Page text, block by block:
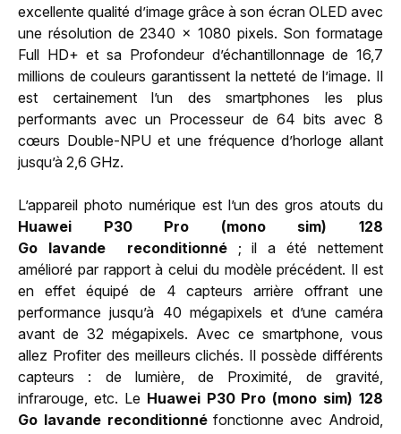
excellente qualité d’image grâce à son écran OLED avec
une résolution de 2340 x 1080 pixels. Son formatage
Full HD+ et sa Profondeur d’échantillonnage de 16,7
millions de couleurs garantissent la netteté de l’image. Il
est certainement l’un des smartphones les plus
performants avec un Processeur de 64 bits avec 8
cœurs Double-NPU et une fréquence d’horloge allant
jusqu’à 2,6 GHz.
L’appareil photo numérique est l’un des gros atouts du
Huawei P30 Pro (mono sim) 128
Go lavande reconditionné; il a été nettement
amélioré par rapport à celui du modèle précédent. Il est
en effet équipé de 4 capteurs arrière offrant une
performance jusqu’à 40 mégapixels et d’une caméra
avant de 32 mégapixels. Avec ce smartphone, vous
allez Profiter des meilleurs clichés. Il possède différents
capteurs : de lumière, de Proximité, de gravité,
infrarouge, etc. Le Huawei P30 Pro (mono sim) 128
Go lavande reconditionnéfonctionne avec Android,